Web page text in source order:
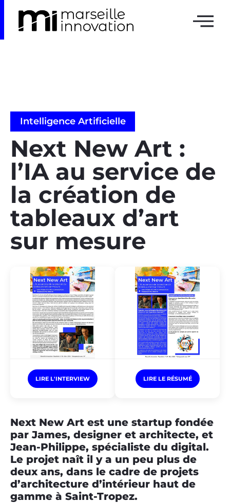
Intelligence Artificielle
Next New Art :
l’IA au service de
la création de
tableaux d’art
sur mesure
LIRE L'INTERVIEW LIRE LE RÉSUMÉ
Next New Art est une startup fondée
par James, designer et architecte, et
Jean-Philippe, spécialiste du digital.
Le projet naît il y a un peu plus de
deux ans, dans le cadre de projets
d’architecture d’intérieur haut de
gamme à Saint-Tropez.